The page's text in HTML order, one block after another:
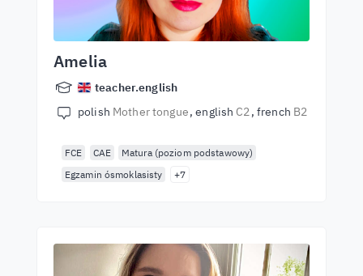
Amelia
teacher.english
polish Mother tongue english C2 french B2
FCE CAE
Matura (poziom podstawowy)
Egzamin ósmoklasisty
+7